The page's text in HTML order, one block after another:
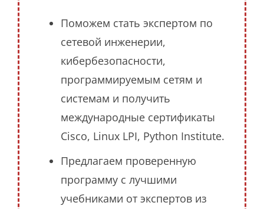
Поможем стать экспертом по
сетевой инженерии,
кибербезопасности,
программируемым сетям и
системам и получить
международные сертификаты
Cisco, Linux LPI, Python Institute.
Предлагаем проверенную
программу с лучшими
учебниками от экспертов из